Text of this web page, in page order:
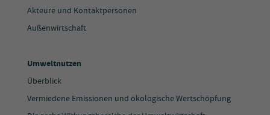
Akteure und Kontaktpersonen
Außenwirtschaft
Umweltnutzen
Überblick
Vermiedene Emissionen und ökologische Wertschöpfung